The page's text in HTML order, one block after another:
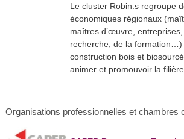
Le cluster Robin.s regroupe
économiques régionaux
maîtres d’œuvre,
recherche, de la formation…)
construction bois et
animer et promouvoir la
Organisations professionnelles et chambres